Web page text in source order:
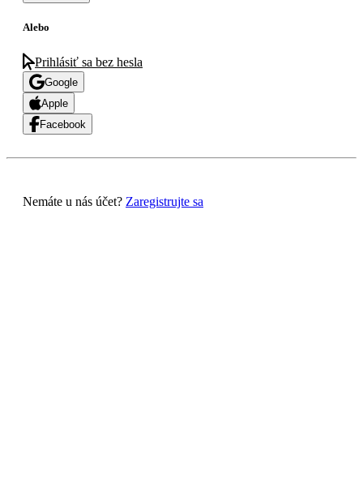
Alebo
Prihlásiť sa bez hesla
Google
Apple
Facebook
Nemáte u nás účet? Zaregistrujte sa